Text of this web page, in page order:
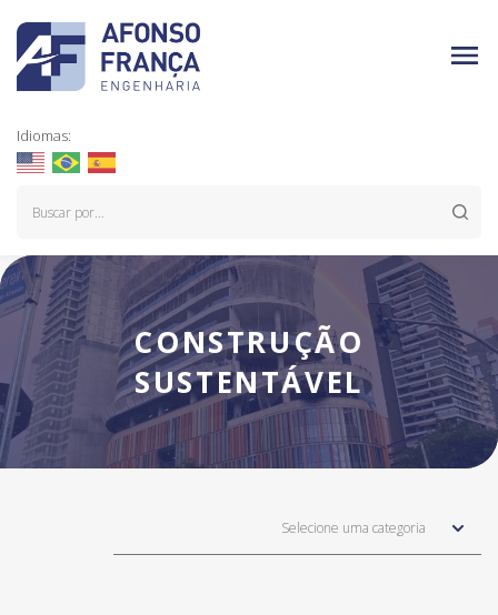
Idiomas:
CONSTRUÇÃO
SUSTENTÁVEL
Selecione uma categoria